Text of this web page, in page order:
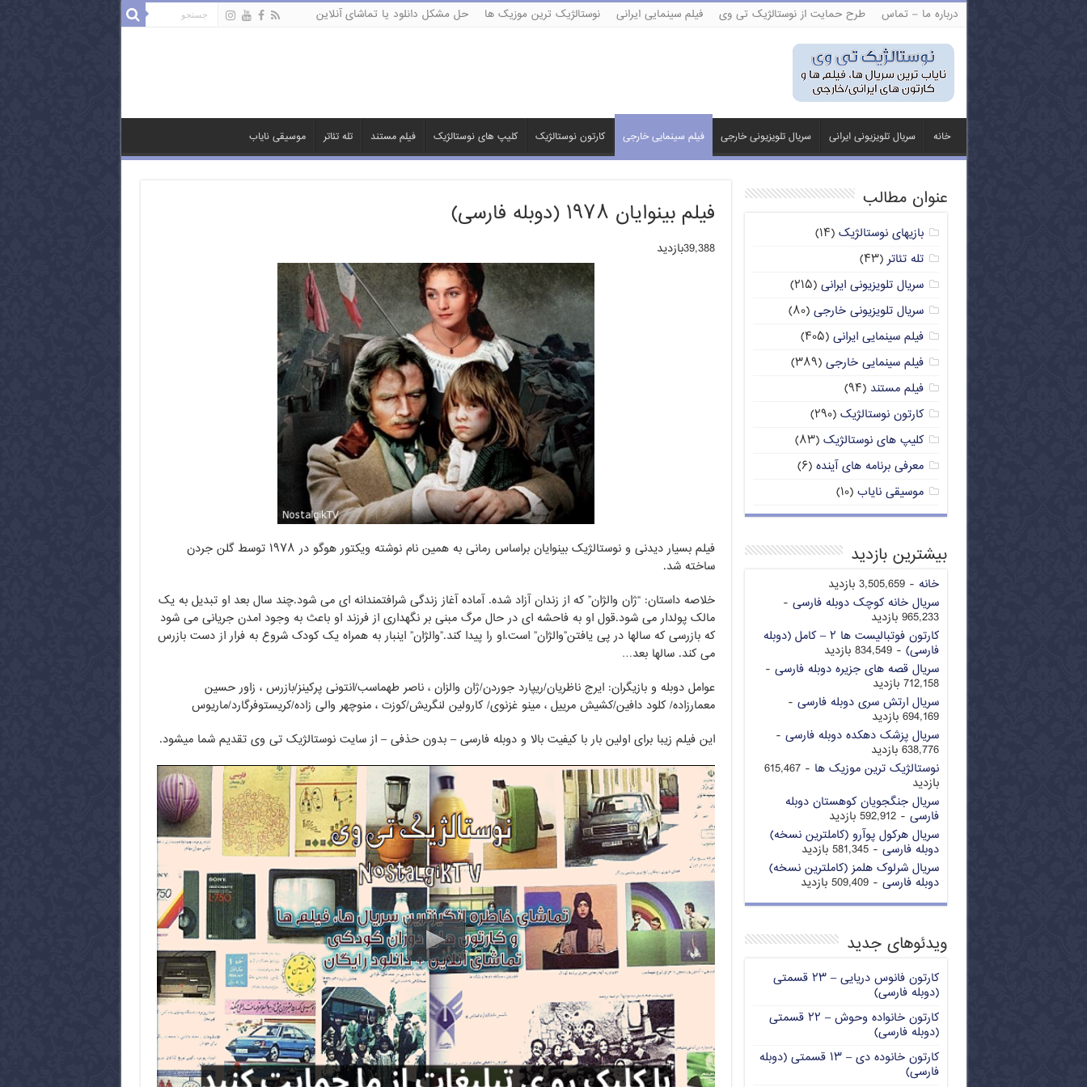
درباره ما – تماس طرح حمایت از نوستالژیک تی وی فیلم سینمایی ایرانی نوستالژیک ترین موزیک ها حل مشکل دانلود یا تماشای آنلاین
خانه سریال تلویزیونی ایرانی سریال تلویزیونی خارجی فیلم سینمایی خارجی کارتون نوستالژیک کلیپ های نوستالژیک فیلم مستند تله تئاتر موسیقی نایاب
فیلم بینوایان ۱۹۷۸ (دوبله فارسی)
39,388بازدید
فیلم بسیار دیدنی و نوستالژیک بینوایان براساس رمانی به همین نام نوشته ویکتور هوگو در ۱۹۷۸ توسط گلن جردن
ساخته شد.
خلاصه داستان: “ژان والژان” که از زندان آزاد شده. آماده آغاز زندگی شرافتمندانه ای می شود.چند سال بعد او تبدیل به یک
مالک پولدار می شود.قول او به فاحشه ای در حال مرگ مبنی بر نگهداری از فرزند او باعث به وجود امدن جریانی می شود
که بازرسی که سالها در پی یافتن”والژان” است.او را پیدا کند.”والژان” اینبار به همراه یک کودک شروع به فرار از دست بازرس
می کند. سالها بعد…
عوامل دوبله و بازیگران: ایرج ناظریان/ریپارد جوردن/ژان والزان ، ناصر طهماسب/انتونی پرکینز/بازرس ، زاور حسین
معمارزاده/ کلود دافین/کشیش مرییل ، مینو غزنوی/ کارولین لنگریش/کوزت ، منوچهر والی زاده/کریستوفرگارد/ماریوس
این فیلم زیبا برای اولین بار با کیفیت بالا و دوبله فارسی – بدون حذفی – از سایت نوستالژیک تی وی تقدیم شما میشود.
عنوان مطالب
بازیهای نوستالژیک (۱۴)
تله تئاتر(۴۳)
سریال تلویزیونی ایرانی (۲۱۵)
سریال تلویزیونی خارجی (۸۰)
فیلم سینمایی ایرانی (۴۰۵)
فیلم سینمایی خارجی (۳۸۹)
فیلم مستند (۹۴)
کارتون نوستالژیک (۲۹۰)
کلیپ های نوستالژیک (۸۳)
معرفی برنامه های آینده (۶)
موسیقی نایاب (۱۰)
بیشترین بازدید
خانه - 3,505,659 بازدید
سریال خانه کوچک دوبله فارسی -
965,233 بازدید
کارتون فوتبالیست ها ۲ – کامل (دوبله
فارسی) - 834,549 بازدید
سریال قصه های جزیره دوبله فارسی -
712,158 بازدید
سریال ارتش سری دوبله فارسی -
694,169 بازدید
سریال پزشک دهکده دوبله فارسی -
638,776 بازدید
نوستالژیک ترین موزیک ها
- 615,467
بازدید
سریال جنگجویان کوهستان دوبله
فارسی - 592,912 بازدید
سریال هرکول پوآرو (کاملترین نسخه)
دوبله فارسی - 581,345 بازدید
سریال شرلوک هلمز (کاملترین نسخه)
دوبله فارسی - 509,409 بازدید
ویدئوهای جدید
کارتون فانوس دریایی – ۲۳ قسمتی
(دوبله فارسی)
کارتون خانواده وحوش – ۲۲ قسمتی
(دوبله فارسی)
کارتون خانوده دی – ۱۳ قسمتی (دوبله
فارسی)